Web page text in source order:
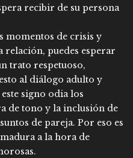
recibir de su persona
momentos de crisis y
relación, puedes esperar
trato respetuoso,
al diálogo adulto y
signo odia los
de tono y la inclusión de
de pareja. Por eso es
a la hora de